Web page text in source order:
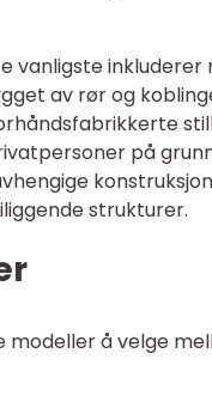
vanligste inkluderer
av rør og
på
strukturer.
å velge